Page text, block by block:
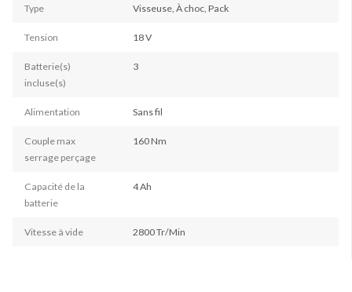
Type Visseuse, À choc, Pack
Tension 18 V
Batterie(s)
incluse(s)
3
Alimentation Sans fil
Couple max
serrage perçage
160 Nm
Capacité de la
batterie
4 Ah
Vitesse à vide 2800 Tr/Min